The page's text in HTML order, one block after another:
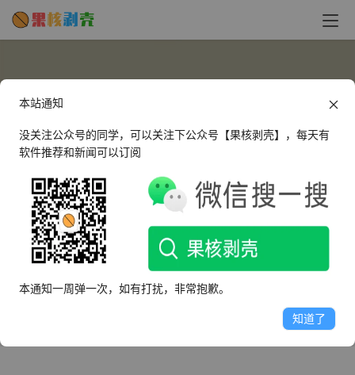
Kyro
这个人很懒，什么都没有留下～
本站通知
没关注公众号的同学，可以关注下公众号【果核剥壳】，每天有
软件推荐和新闻可以订阅
本通知一周弹一次，如有打扰，非常抱歉。
知道了